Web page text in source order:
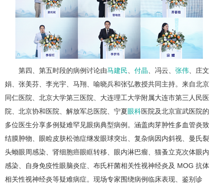
第四、第五时段的病例讨论由马建民 付晶 、冯云、 张伟 、庄文
娟、张美芬、李光宇、马翔、喻晓兵和张弘教授共同主持。来自北京
同仁医院、北京大学第三医院、大连理工大学附属大连市第三人民医
院、北京协和医院、解放军总医院、宁夏眼科医院及北京宣武医院的
多位医生分享多例疑难罕见眼病典型病例。涵盖肉芽肿性多血管炎致
结膜肿物、眼睑皮肤松弛症继发眼球突出、复杂病因内斜视、曼氏裂
头蚴眼周感染、肾细胞癌眼眶转移、眼内淋巴瘤、猫蚤立克次体眼内
感染、自身免疫性眼脑炎症、布氏杆菌相关性视神经炎及 MOG 抗体
相关性视神经炎等疑难病症。现场专家围绕病例临床表现、鉴别诊